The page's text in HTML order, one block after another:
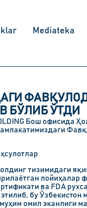
Mediateka
БЎЛИБ ЎТДИ
Бош офисида
тизимидаги
лойиҳалар
ва FDA
бу
омил эканлиги